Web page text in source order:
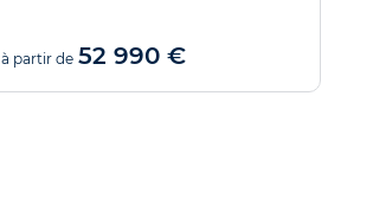
à partir de 52 990 €